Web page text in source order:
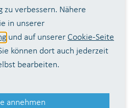
zu verbessern. Nähere
in unserer
und auf unserer Cookie-Seite
können dort auch jederzeit
bearbeiten.
annehmen